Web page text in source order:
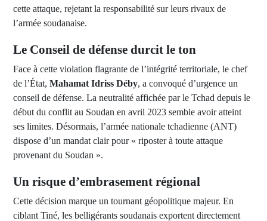
cette attaque, rejetant la responsabilité sur leurs rivaux de
l’armée soudanaise.
Le Conseil de défense durcit le ton
Face à cette violation flagrante de l’intégrité territoriale, le chef
de l’État, Mahamat Idriss Déby, a convoqué d’urgence un
conseil de défense. La neutralité affichée par le Tchad depuis le
début du conflit au Soudan en avril 2023 semble avoir atteint
ses limites. Désormais, l’armée nationale tchadienne (ANT)
dispose d’un mandat clair pour « riposter à toute attaque
provenant du Soudan ».
Un risque d’embrasement régional
Cette décision marque un tournant géopolitique majeur. En
ciblant Tiné, les belligérants soudanais exportent directement